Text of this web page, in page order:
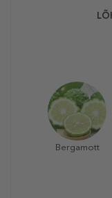
Bergamott